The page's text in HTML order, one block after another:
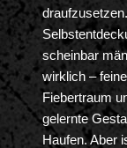
scheinbar
wirklich –
Fiebertraum
gelernte
Haufen. Aber